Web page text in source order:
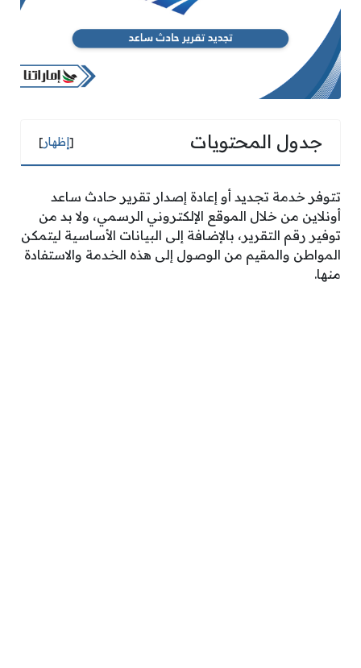
جدول المحتويات [إظهار]
تتوفر خدمة تجديد أو إعادة إصدار تقرير حادث ساعد
أونلاين من خلال الموقع الإلكتروني الرسمي، ولا بد من
توفير رقم التقرير، بالإضافة إلى البيانات الأساسية ليتمكن
المواطن والمقيم من الوصول إلى هذه الخدمة والاستفادة
منها.